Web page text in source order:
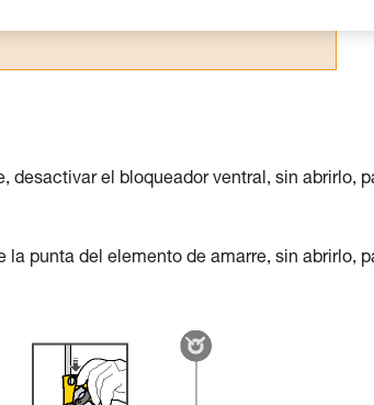
Pueden existir otras que no
desactivar el bloqueador ventral, sin abrirlo,
punta del elemento de amarre, sin abrirlo,